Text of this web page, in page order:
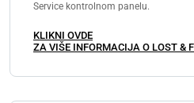
Service kontrolnom panelu.
KLIKNI OVDE
ZA VIŠE INFORMACIJA O LOST &